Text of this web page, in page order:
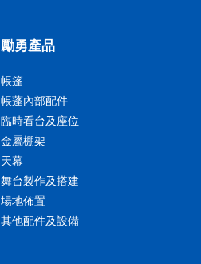
勵勇產品
帳篷
帳蓬內部配件
臨時看台及座位
金屬棚架
天幕
舞台製作及搭建
場地佈置
其他配件及設備